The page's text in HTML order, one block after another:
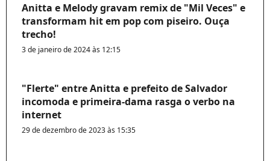
Anitta e Melody gravam remix de "Mil Veces" e
transformam hit em pop com piseiro. Ouça
trecho!
3 de janeiro de 2024 às 12:15
"Flerte" entre Anitta e prefeito de Salvador
incomoda e primeira-dama rasga o verbo na
internet
29 de dezembro de 2023 às 15:35